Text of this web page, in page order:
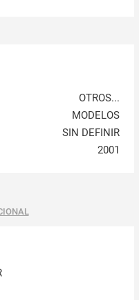
OTROS...
MODELOS
SIN DEFINIR
2001